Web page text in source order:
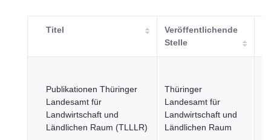
Titel
Veröffentlichende
Stelle
Publikationen Thüringer
Landesamt für
Landwirtschaft und
Ländlichen Raum (TLLLR)
Thüringer
Landesamt für
Landwirtschaft und
Ländlichen Raum